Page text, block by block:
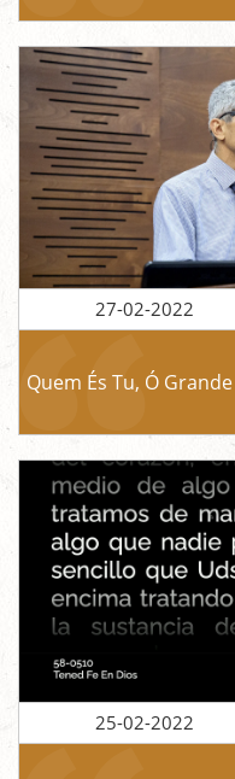
27-02-2022
Quem És Tu, Ó
25-02-2022